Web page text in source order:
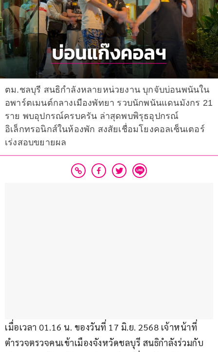
ตม.ชลบุรี สนธิกำลังหลายหน่วยงาน บุกจับบ่อนพนันใน
อพาร์ตเมนต์กลางเมืองพัทยา รวบนักพนันแดนมังกร 21
ราย พบอุปกรณ์ครบครัน ล่าสุดพบพิรุธอุปกรณ์
อิเล็กทรอนิกส์ในห้องพัก สงสัยเชื่อมโยงคอลเซ็นเตอร์
เร่งสอบขยายผล
เมื่อเวลา 01.16 น. ของวันที่ 17 มิ.ย. 2568 เจ้าหน้าที่
ตำรวจตรวจคนเข้าเมืองจังหวัดชลบุรี สนธิกำลังร่วมกับ